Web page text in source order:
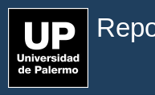
Filtrar por: